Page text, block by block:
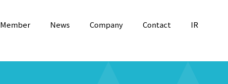
Member News Company Contact IR